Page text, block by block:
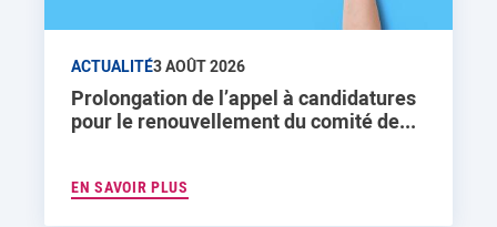
ACTUALITÉ3 AOÛT 2026
Prolongation de l’appel à candidatures
pour le renouvellement du comité de...
EN SAVOIR PLUS